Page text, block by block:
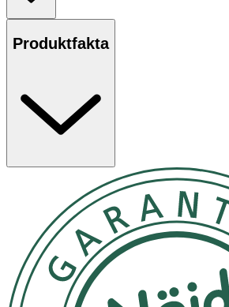
Används som återfuktare under
hållbar.
OK för gravida och ammande:
Ingredienser:
Aloe barbanensis leaf juice* (aloe
amara flower water* (from orange
Lactobacillus ferment (fermented
glycoside (from castor),
Xylitol (3 hunectants from birch),
oil* (orange blossom), Niacinamide
acid (from beets), Aqua (water),
Produktfakta